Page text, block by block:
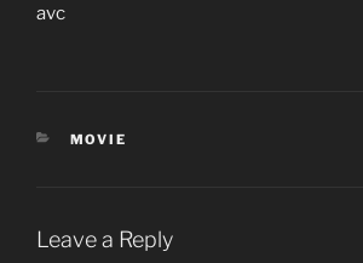
avc
CATEGORIES
MOVIE
Leave a Reply